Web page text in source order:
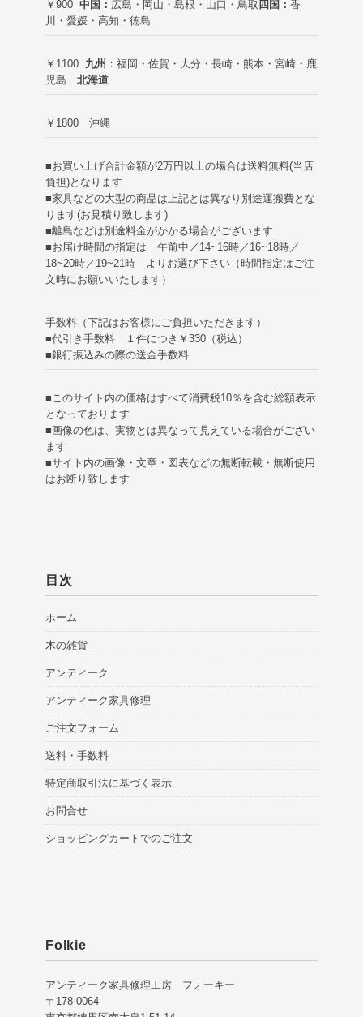
￥900 中国： 広島・岡山・島根・山口・鳥取 四国： 香
川・愛媛・高知・徳島
￥1100 九州 ：福岡・佐賀・大分・長崎・熊本・宮崎・鹿
児島 北海道
￥1800 沖縄
■お買い上げ合計金額が2万円以上の場合は送料無料(当店
負担)となります
■家具などの大型の商品は上記とは異なり別途運搬費とな
ります(お見積り致します)
■離島などは別途料金がかかる場合がございます
■お届け時間の指定は 午前中／14~16時／16~18時／
18~20時／19~21時 よりお選び下さい（時間指定はご注
文時にお願いいたします）
手数料（下記はお客様にご負担いただきます）
■代引き手数料 １件につき￥330（税込）
■銀行振込みの際の送金手数料
■このサイト内の価格はすべて消費税10％を含む総額表示
となっております
■画像の色は、実物とは異なって見えている場合がござい
ます
■サイト内の画像・文章・図表などの無断転載・無断使用
はお断り致します
目次
ホーム
木の雑貨
アンティーク
アンティーク家具修理
ご注文フォーム
送料・手数料
特定商取引法に基づく表示
お問合せ
ショッピングカートでのご注文
Folkie
アンティーク家具修理工房 フォーキー
〒178-0064